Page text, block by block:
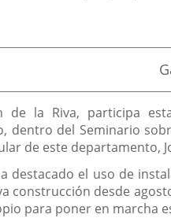
la
de la Riva, participa
del Seminario
de este departamento,
destacado el uso de
construcción desde
para poner en marcha